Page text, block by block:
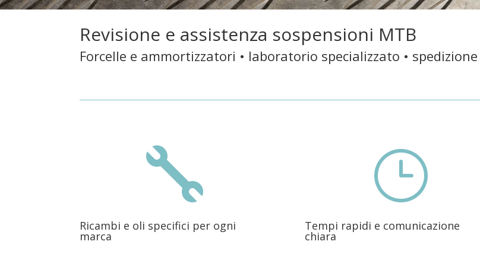
Revisione e assistenza sospensioni MTB
Forcelle e ammortizzatori • laboratorio specializzato •

Ricambi e oli specifici per ogni
marca
}
Tempi rapidi e comunicazione
chiara